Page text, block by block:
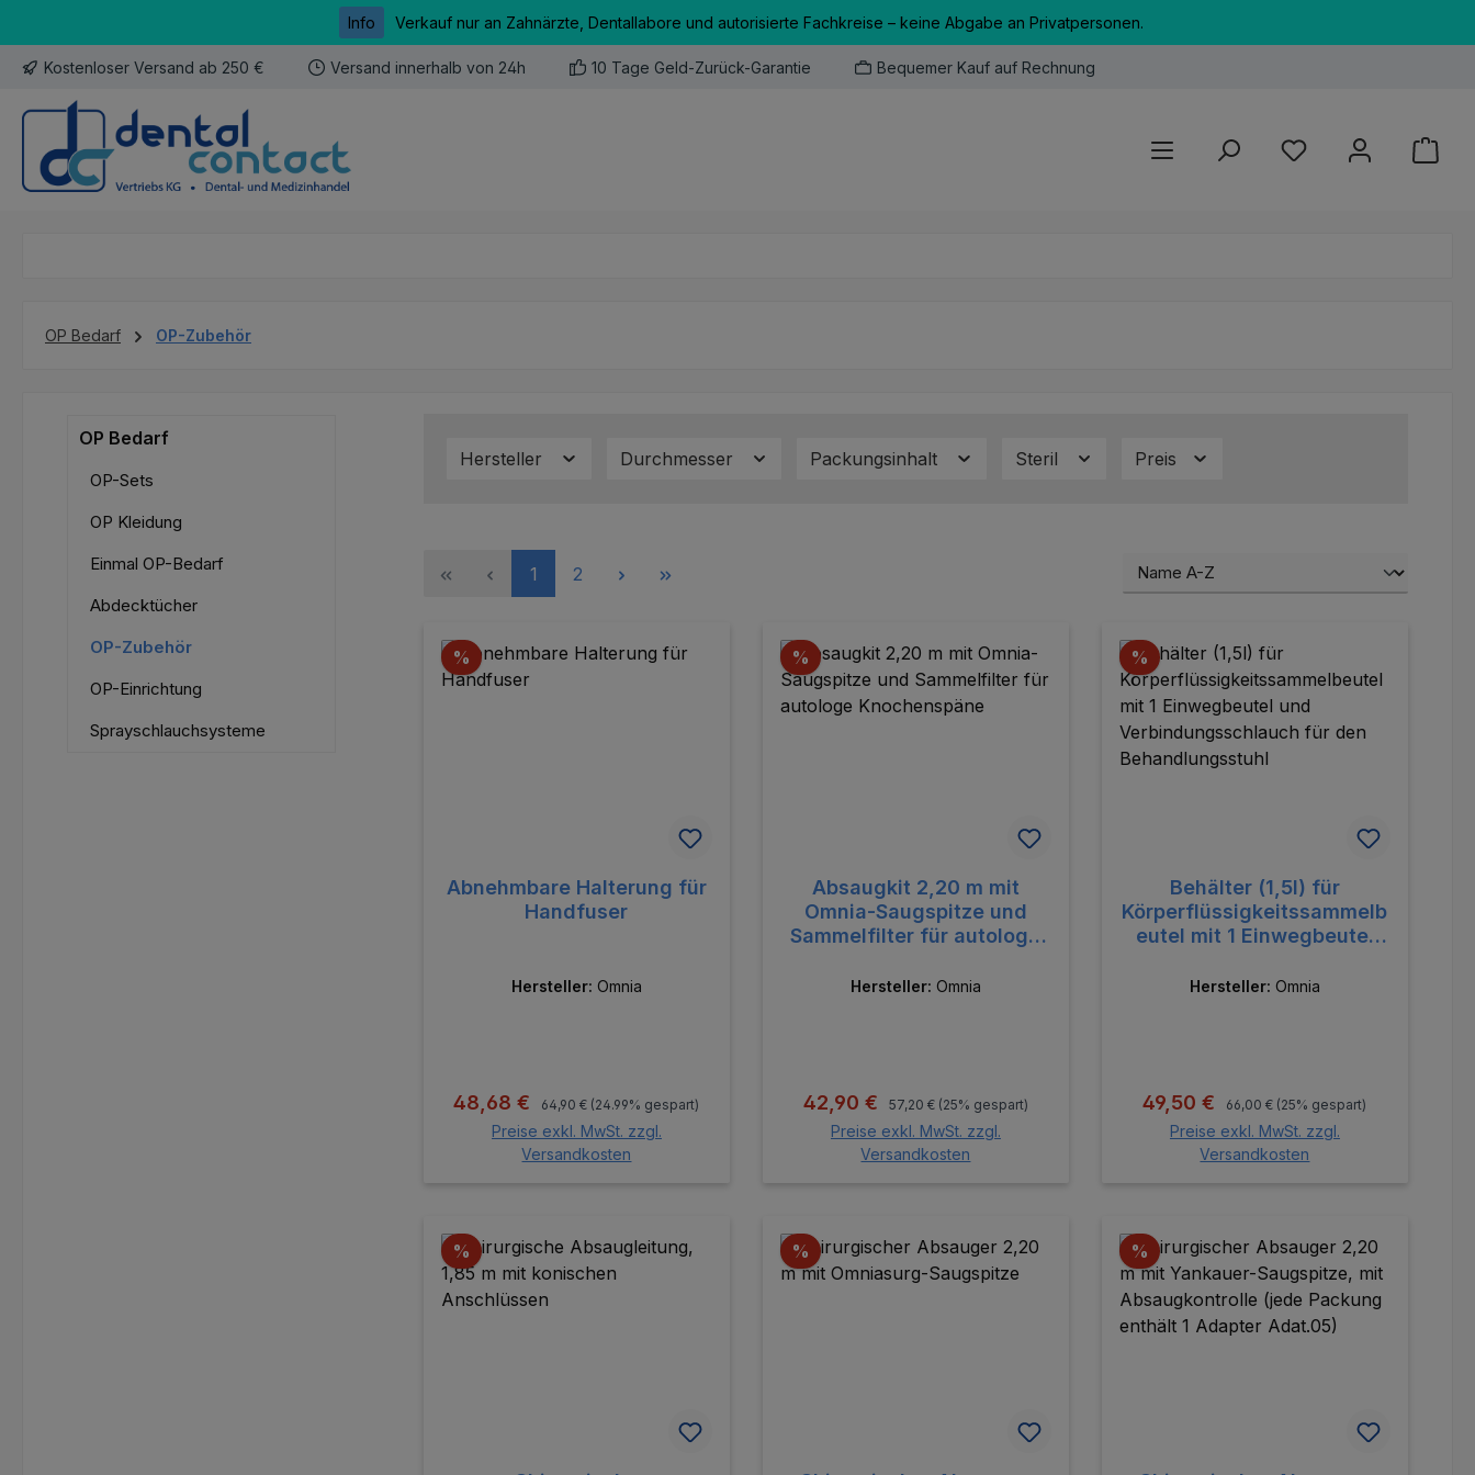
Info Verkauf nur an Zahnärzte, Dentallabore und autorisierte Fachkreise – keine Abgabe an Privatpersonen.
Kostenloser Versand ab 250 € Versand innerhalb von 24h 10 Tage Geld-Zurück-Garantie Bequemer Kauf auf Rechnung
Du hast 0 Produkte
OP Bedarf OP-Zubehör
OP Bedarf
OP-Sets
OP Kleidung
Einmal OP-Bedarf
Abdecktücher
OP-Zubehör
OP-Einrichtung
Sprayschlauchsysteme
Hersteller Durchmesser Packungsinhalt Steril Preis
Seite
1 Seite
2
% Rabatt
Abnehmbare Halterung für
Handfuser
Hersteller: Omnia
Verkaufspreis:
48,68 € Regulärer Preis:
64,90 € (24.99% gespart)
Preise exkl. MwSt. zzgl.
Versandkosten
% Rabatt
Absaugkit 2,20 m mit
Omnia-Saugspitze und
Sammelfilter für autologe
Hersteller: Omnia
Verkaufspreis:
42,90 € Regulärer Preis:
57,20 € (25% gespart)
Preise exkl. MwSt. zzgl.
Versandkosten
% Rabatt
Behälter (1,5l) für
Körperflüssigkeitssammelb
eutel mit 1 Einwegbeutel
für den Behandlungsstuhl
Hersteller: Omnia
Verkaufspreis:
49,50 € Regulärer Preis:
66,00 € (25% gespart)
Preise exkl. MwSt. zzgl.
Versandkosten
% Rabatt % Rabatt % Rabatt